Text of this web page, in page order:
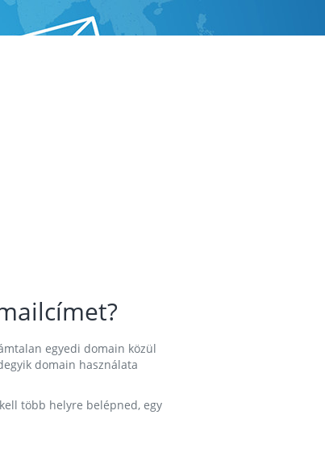
egyedi domain közül
domain használata
több helyre belépned, egy